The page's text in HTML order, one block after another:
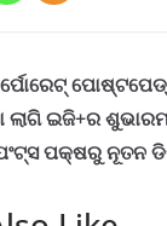
ଲାଗି ଇଜି+ର
ପକ୍ଷରୁ ନୂତନ